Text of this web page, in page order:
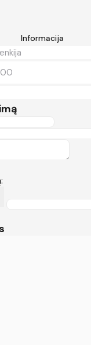
Informacija